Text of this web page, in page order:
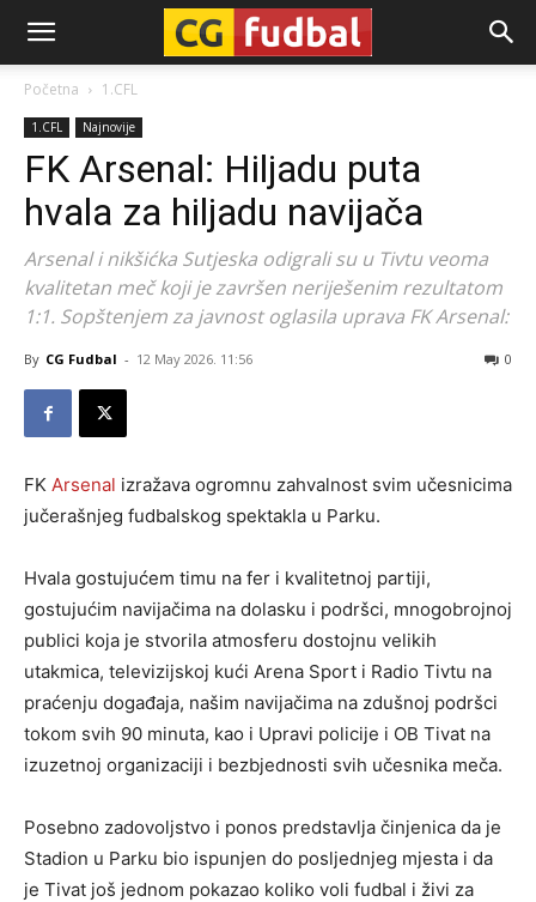
CG-
Fudbal
Početna 1.CFL
1.CFL Najnovije
FK Arsenal: Hiljadu puta
hvala za hiljadu navijača
Arsenal i nikšićka Sutjeska odigrali su u Tivtu veoma
kvalitetan meč koji je završen neriješenim rezultatom
1:1. Sopštenjem za javnost oglasila uprava FK Arsenal:
By CG Fudbal - 12 May 2026. 11:56 0
FK Arsenal izražava ogromnu zahvalnost svim učesnicima
jučerašnjeg fudbalskog spektakla u Parku.
Hvala gostujućem timu na fer i kvalitetnoj partiji,
gostujućim navijačima na dolasku i podršci, mnogobrojnoj
publici koja je stvorila atmosferu dostojnu velikih
utakmica, televizijskoj kući Arena Sport i Radio Tivtu na
praćenju događaja, našim navijačima na zdušnoj podršci
tokom svih 90 minuta, kao i Upravi policije i OB Tivat na
izuzetnoj organizaciji i bezbjednosti svih učesnika meča.
Posebno zadovoljstvo i ponos predstavlja činjenica da je
Stadion u Parku bio ispunjen do posljednjeg mjesta i da
je Tivat još jednom pokazao koliko voli fudbal i živi za